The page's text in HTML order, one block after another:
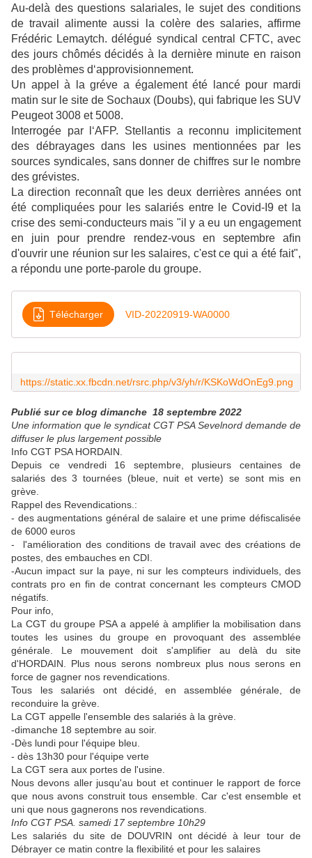
Au-delà des questions salariales, le sujet des conditions
de travail alimente aussi la colère des salaries, affirme
Frédéric Lemaytch. délégué syndical central CFTC, avec
des jours chômés décidés à la dernière minute en raison
des problèmes d‘approvisionnement.
Un appel à la gréve a également été lancé pour mardi
matin sur le site de Sochaux (Doubs), qui fabrique les SUV
Peugeot 3008 et 5008.
Interrogée par l‘AFP. Stellantis a reconnu implicitement
des débrayages dans les usines mentionnées par les
sources syndicales, sans donner de chiffres sur le nombre
des grévistes.
La direction reconnaît que les deux derrières années ont
été compliquées pour les salariés entre le Covid-I9 et la
crise des semi-conducteurs mais "il y a eu un engagement
en juin pour prendre rendez-vous en septembre aﬁn
d'ouvrir une réunion sur les salaires, c'est ce qui a été fait",
a répondu une porte-parole du groupe.
Télécharger VID-20220919-WA0000
https://static.xx.fbcdn.net/rsrc.php/v3/yh/r/KSKoWdOnEg9.png
Publié sur ce blog dimanche 18 septembre 2022
Une information que le syndicat CGT PSA Sevelnord demande de
diffuser le plus largement possible
Info CGT PSA HORDAIN.
Depuis ce vendredi 16 septembre, plusieurs centaines de
salariés des 3 tournées (bleue, nuit et verte) se sont mis en
grève.
Rappel des Revendications.:
- des augmentations général de salaire et une prime défiscalisée
de 6000 euros
- l'amélioration des conditions de travail avec des créations de
postes, des embauches en CDI.
-Aucun impact sur la paye, ni sur les compteurs individuels, des
contrats pro en fin de contrat concernant les compteurs CMOD
négatifs.
Pour info,
La CGT du groupe PSA a appelé à amplifier la mobilisation dans
toutes les usines du groupe en provoquant des assemblée
générale. Le mouvement doit s'amplifier au delà du site
d'HORDAIN. Plus nous serons nombreux plus nous serons en
force de gagner nos revendications.
Tous les salariés ont décidé, en assemblée générale, de
reconduire la grève.
La CGT appelle l'ensemble des salariés à la grève.
-dimanche 18 septembre au soir.
-Dès lundi pour l'équipe bleu.
- dès 13h30 pour l'équipe verte
La CGT sera aux portes de l'usine.
Nous devons aller jusqu'au bout et continuer le rapport de force
que nous avons construit tous ensemble. Car c'est ensemble et
uni que nous gagnerons nos revendications.
Info CGT PSA. samedi 17 septembre 10h29
Les salariés du site de DOUVRIN ont décidé à leur tour de
Débrayer ce matin contre la flexibilité et pour les salaires